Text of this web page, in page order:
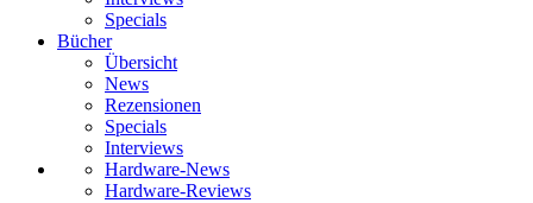
Specials
Bücher
Übersicht
News
Rezensionen
Specials
Interviews
Hardware-News
Hardware-Reviews